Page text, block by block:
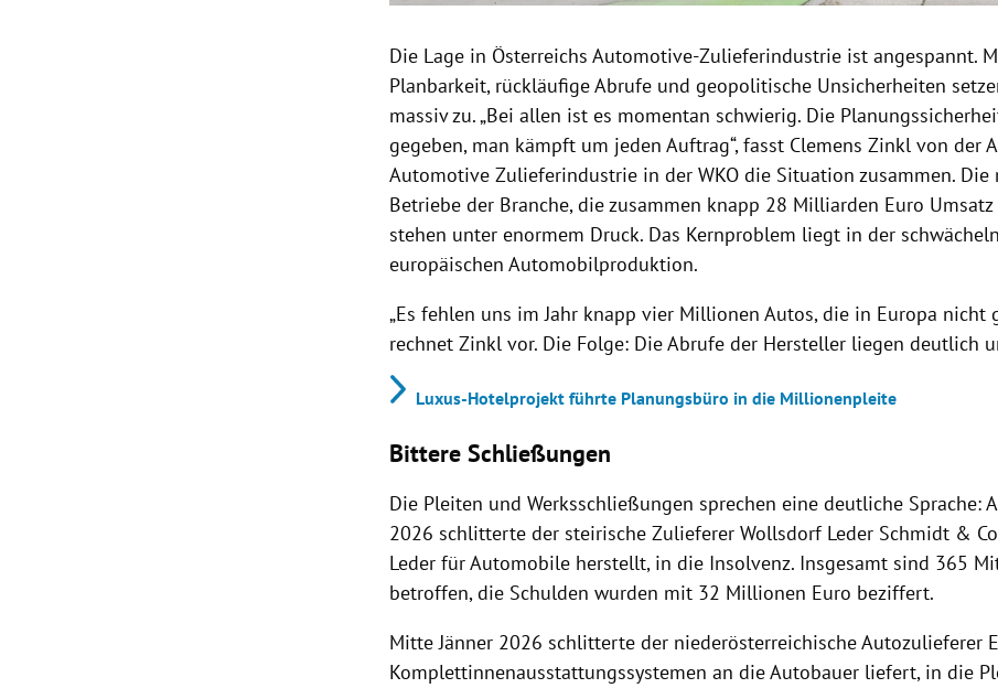
Die Lage in Österreichs Automotive-Zulieferindustrie ist angespannt.
Planbarkeit, rückläufige Abrufe und geopolitische Unsicherheiten
massiv zu. „Bei allen ist es momentan schwierig. Die
gegeben, man kämpft um jeden Auftrag“, fasst Clemens Zinkl von der
Automotive Zulieferindustrie in der WKO die Situation zusammen. Die
Betriebe der Branche, die zusammen knapp 28 Milliarden Euro
stehen unter enormem Druck. Das Kernproblem liegt in der
europäischen Automobilproduktion.
„Es fehlen uns im Jahr knapp vier Millionen Autos, die in Europa nicht
rechnet Zinkl vor. Die Folge: Die Abrufe der Hersteller liegen deutlich
Luxus-Hotelprojekt führte Planungsbüro in die Millionenpleite
Bittere Schließungen
Die Pleiten und Werksschließungen sprechen eine deutliche Sprache:
2026 schlitterte der steirische Zulieferer Wollsdorf Leder Schmidt &
Leder für Automobile herstellt, in die Insolvenz. Insgesamt sind 365
betroffen, die Schulden wurden mit 32 Millionen Euro beziffert.
Mitte Jänner 2026 schlitterte der niederösterreichische Autozulieferer
Komplettinnenausstattungssystemen an die Autobauer liefert, in die